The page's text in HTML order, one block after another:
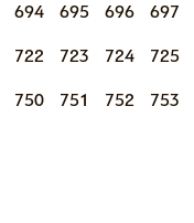
694 695 696 697
722 723 724 725
750 751 752 753